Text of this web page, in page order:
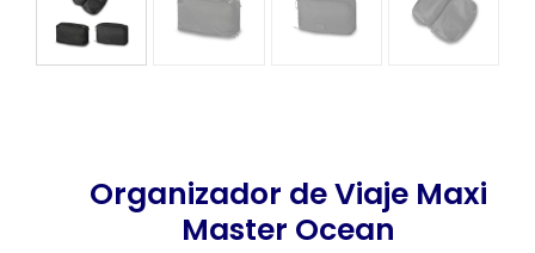
Organizador de Viaje Maxi
Master Ocean